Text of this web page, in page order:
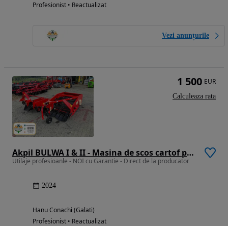
Profesionist • Reactualizat
Vezi anunțurile
Akpil BULWA I & II - Masina de scos cartof pe 1 sau 2 randuri -
Utilaje profesioanle - NOI cu Garantie - Direct de la producator
2024
Hanu Conachi (Galati)
Profesionist • Reactualizat
1 500 EUR
Calculeaza rata